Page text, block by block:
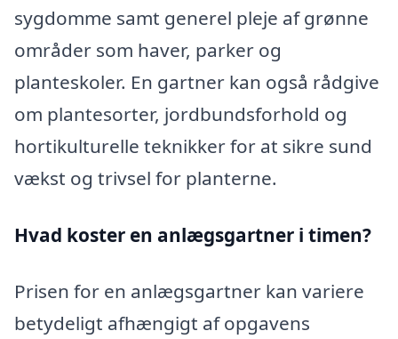
sygdomme samt generel pleje af grønne
områder som haver, parker og
planteskoler. En gartner kan også rådgive
om plantesorter, jordbundsforhold og
hortikulturelle teknikker for at sikre sund
vækst og trivsel for planterne.
Hvad koster en anlægsgartner i timen?
Prisen for en anlægsgartner kan variere
betydeligt afhængigt af opgavens